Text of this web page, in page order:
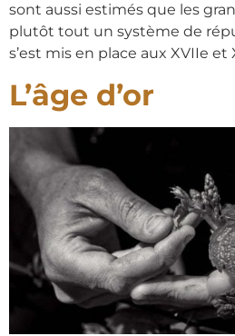
sont aussi estimés que les
plutôt tout un système de
s’est mis en place aux XVIIe et
L’âge d’or